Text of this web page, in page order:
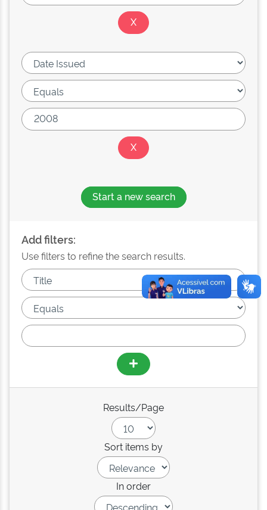
Start a new search
Add filters:
Use filters to refine the search results.
Results/Page
Sort items by
In order